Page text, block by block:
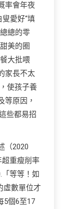
率會年夜
愛好“填
總的零
美的圈
大批喂
家長不太
使孩子養
等原因，
些都易招
（2020
重瘦削率
「等等！如
虛數單位才
5個6至17